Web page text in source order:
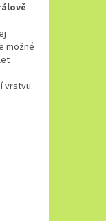
možné
vrstvu.